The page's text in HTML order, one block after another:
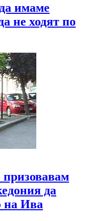
имаме
не ходят по
да
на Ива